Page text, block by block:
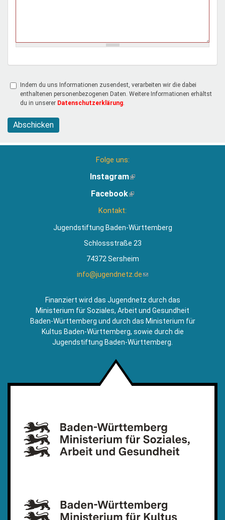
Indem du uns Informationen zusendest, verarbeiten wir die dabei
enthaltenen personenbezogenen Daten. Weitere Informationen erhältst
du in unserer Datenschutzerklärung
Abschicken
Folge uns:
Instagram(Link
extern)
Facebook(Link
Kontakt:
Jugendstiftung Baden-Württemberg
Schlossstraße 23
74372 Sersheim
info@jugendnetz.de(Link
Mail)
Finanziert wird das Jugendnetz durch das
Ministerium für Soziales, Arbeit und Gesundheit
Baden-Württemberg und durch das Ministerium für
Kultus Baden-Württemberg, sowie durch die
Jugendstiftung Baden-Württemberg.